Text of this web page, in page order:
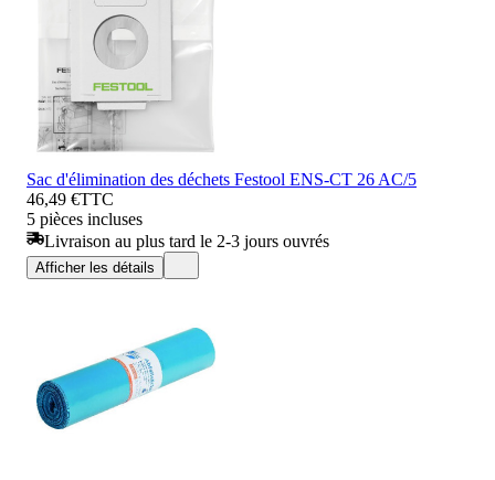
Sac d'élimination des déchets Festool ENS-CT 26 AC/5
46,49 €TTC
5 pièces incluses
Livraison au plus tard le 2-3 jours ouvrés
Afficher les détails